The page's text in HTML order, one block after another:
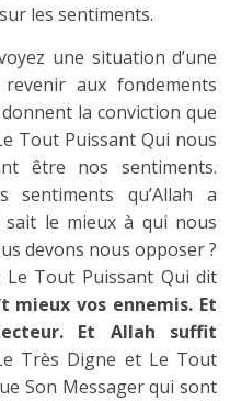
les sentiments.
une situation d’une
aux fondements
la conviction que
Tout Puissant Qui nous
être nos sentiments.
sentiments qu’Allah a
le mieux à qui nous
devons nous opposer ?
Le Tout Puissant Qui dit
mieux vos ennemis. Et
Et Allah suffit
Très Digne et Le Tout
Son Messager qui sont